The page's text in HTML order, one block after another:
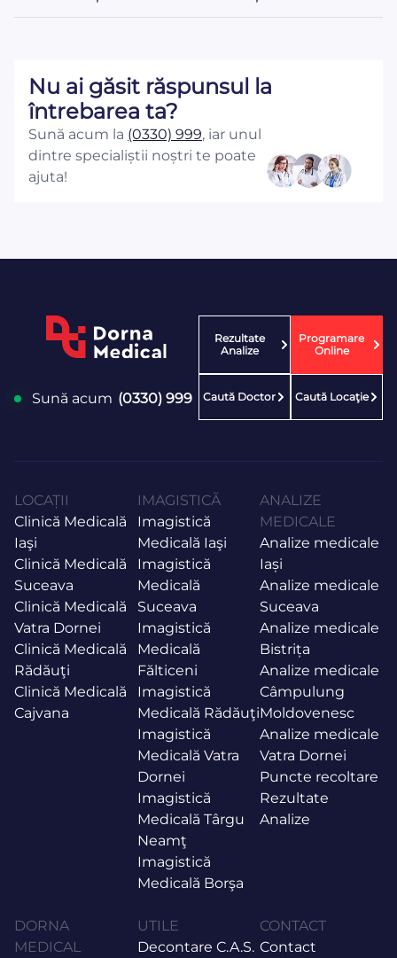
Nu ai găsit răspunsul la
întrebarea ta?
Sună acum la (0330) 999, iar unul
dintre specialiștii noștri te poate
ajuta!
Sună acum (0330) 999
Rezultate
Analize
Programare
Online
Caută Doctor Caută Locaţie
LOCAȚII
Clinică Medicală
Iaşi
Clinică Medicală
Suceava
Clinică Medicală
Vatra Dornei
Clinică Medicală
Rădăuţi
Clinică Medicală
Cajvana
IMAGISTICĂ
Imagistică
Medicală Iaşi
Imagistică
Medicală
Suceava
Imagistică
Medicală
Fălticeni
Imagistică
Medicală Rădăuţi
Imagistică
Medicală Vatra
Dornei
Imagistică
Medicală Târgu
Neamţ
Imagistică
Medicală Borşa
ANALIZE
MEDICALE
Analize medicale
Iași
Analize medicale
Suceava
Analize medicale
Bistrița
Analize medicale
Câmpulung
Moldovenesc
Analize medicale
Vatra Dornei
Puncte recoltare
Rezultate
Analize
DORNA
MEDICAL
UTILE
Decontare C.A.S.
CONTACT
Contact